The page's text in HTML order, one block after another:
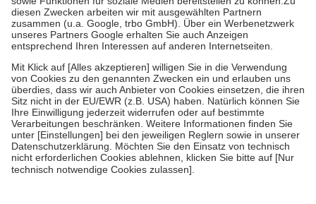
Diese Regeln gelten grundsätzlich auch für Online-Apotheken.
Bei Heilmitteln und häuslicher Krankenpflege beträgt die
Zuzahlung zehn Prozent der Kosten sowie zehn Euro je
Um das Engagement der Versicherten für ihre eigene Gesundheit zu
stärken und die besondere Stellung der Familie zu unterstützen,
fallenkeine Zuzahlungen an bei:
• Kindern und Jugendlichen bis zum vollendeten 18. Lebensjahr
mit Ausnahme der Fahrkosten
• Untersuchungen zur Vorsorge und Früherkennung, die von der
GKV getragen werden
• empfohlenen Schutzimpfungen